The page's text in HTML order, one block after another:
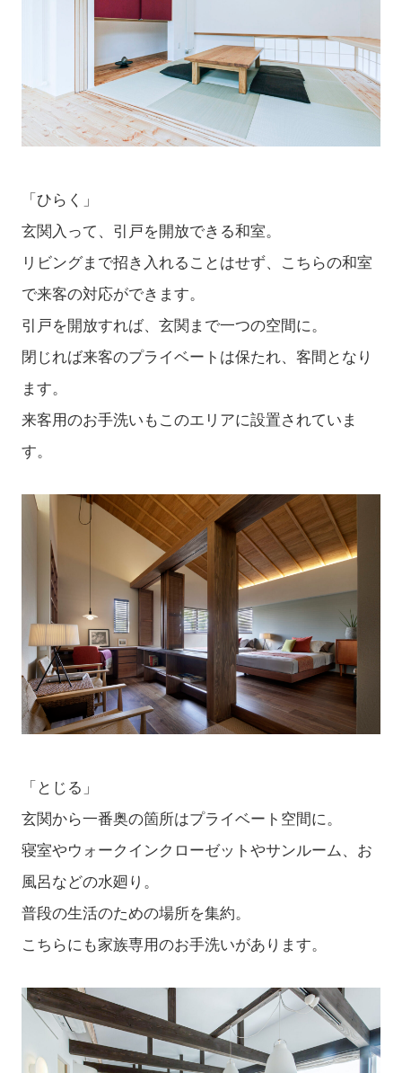
「ひらく」
玄関入って、引戸を開放できる和室。
リビングまで招き入れることはせず、こちらの和室
で来客の対応ができます。
引戸を開放すれば、玄関まで一つの空間に。
閉じれば来客のプライベートは保たれ、客間となり
ます。
来客用のお手洗いもこのエリアに設置されていま
す。
「とじる」
玄関から一番奥の箇所はプライベート空間に。
寝室やウォークインクローゼットやサンルーム、お
風呂などの水廻り。
普段の生活のための場所を集約。
こちらにも家族専用のお手洗いがあります。